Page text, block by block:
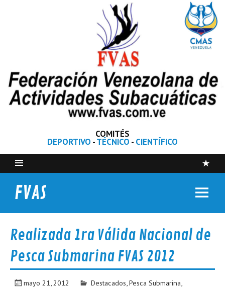
COMITÉS
DEPORTIVO -TÉCNICO - CIENTÍFICO
FVAS
Realizada 1ra Válida Nacional de
Pesca Submarina FVAS 2012
mayo 21, 2012 Destacados Pesca Submarina